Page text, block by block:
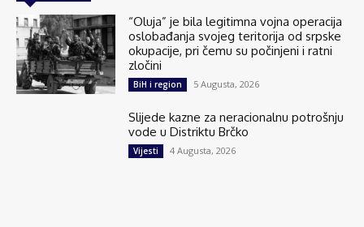
“Oluja” je bila legitimna vojna operacija
oslobađanja svojeg teritorija od srpske
okupacije, pri čemu su počinjeni i ratni
zločini
BiH i region 5 Augusta, 2026
Slijede kazne za neracionalnu potrošnju
vode u Distriktu Brčko
Vijesti 4 Augusta, 2026